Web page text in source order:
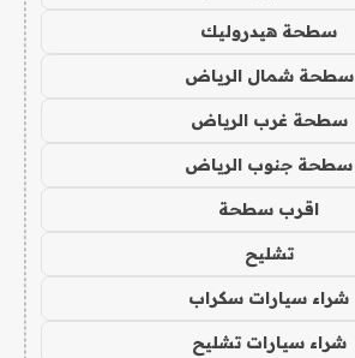
سطحة هيدروليك
سطحة شمال الرياض
سطحة غرب الرياض
سطحة جنوب الرياض
اقرب سطحة
تشليح
شراء سيارات سكراب
شراء سيارات تشليح